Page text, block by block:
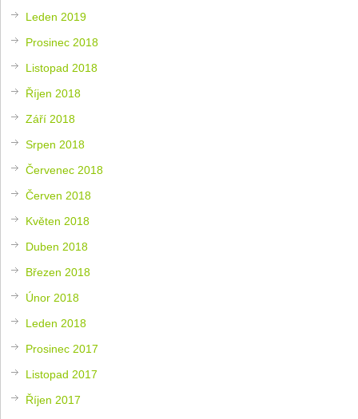
Leden 2019
Prosinec 2018
Listopad 2018
Říjen 2018
Září 2018
Srpen 2018
Červenec 2018
Červen 2018
Květen 2018
Duben 2018
Březen 2018
Únor 2018
Leden 2018
Prosinec 2017
Listopad 2017
Říjen 2017